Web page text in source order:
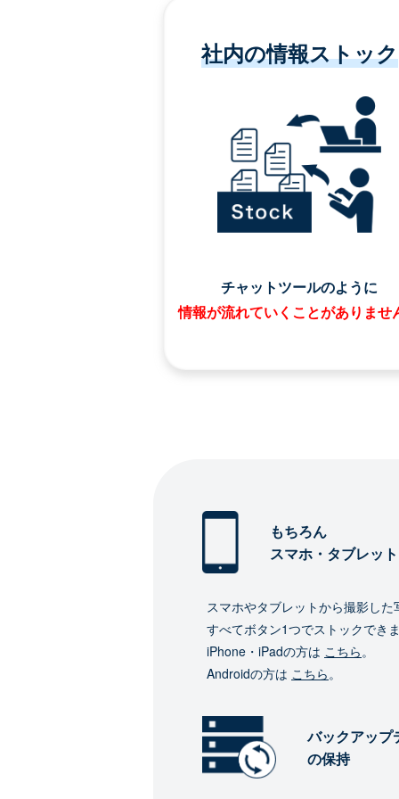
社内の情報ストック
チャットツールのように
情報が流れていくことがありませ
もちろん
スマホ・タブレッ
スマホやタブレットから撮影した
すべてボタン1つでストックでき
iPhone・iPadの方は こちら。
Androidの方は こちら。
バックアップ
の保持